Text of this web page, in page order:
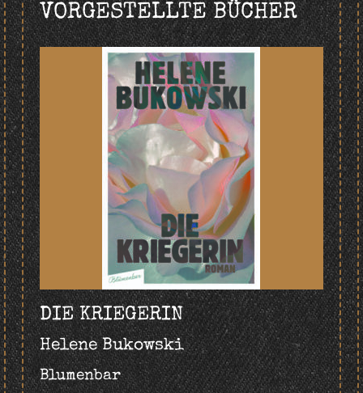
VORGESTELLTE BÜCHER
DIE KRIEGERIN
Helene Bukowski
Blumenbar